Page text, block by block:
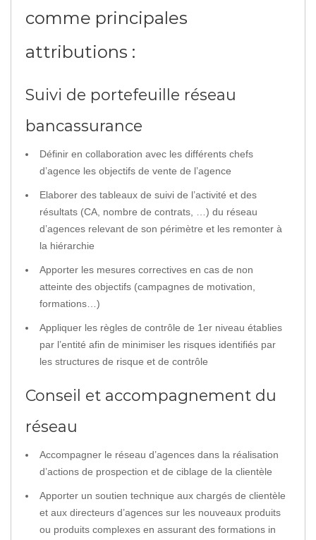
comme principales
attributions :
Suivi de portefeuille réseau
bancassurance
Définir en collaboration avec les différents chefs
d’agence les objectifs de vente de l’agence
Elaborer des tableaux de suivi de l’activité et des
résultats (CA, nombre de contrats, …) du réseau
d’agences relevant de son périmètre et les remonter à
la hiérarchie
Apporter les mesures correctives en cas de non
atteinte des objectifs (campagnes de motivation,
formations…)
Appliquer les règles de contrôle de 1er niveau établies
par l’entité afin de minimiser les risques identifiés par
les structures de risque et de contrôle
Conseil et accompagnement du
réseau
Accompagner le réseau d’agences dans la réalisation
d’actions de prospection et de ciblage de la clientèle
Apporter un soutien technique aux chargés de clientèle
et aux directeurs d’agences sur les nouveaux produits
ou produits complexes en assurant des formations in